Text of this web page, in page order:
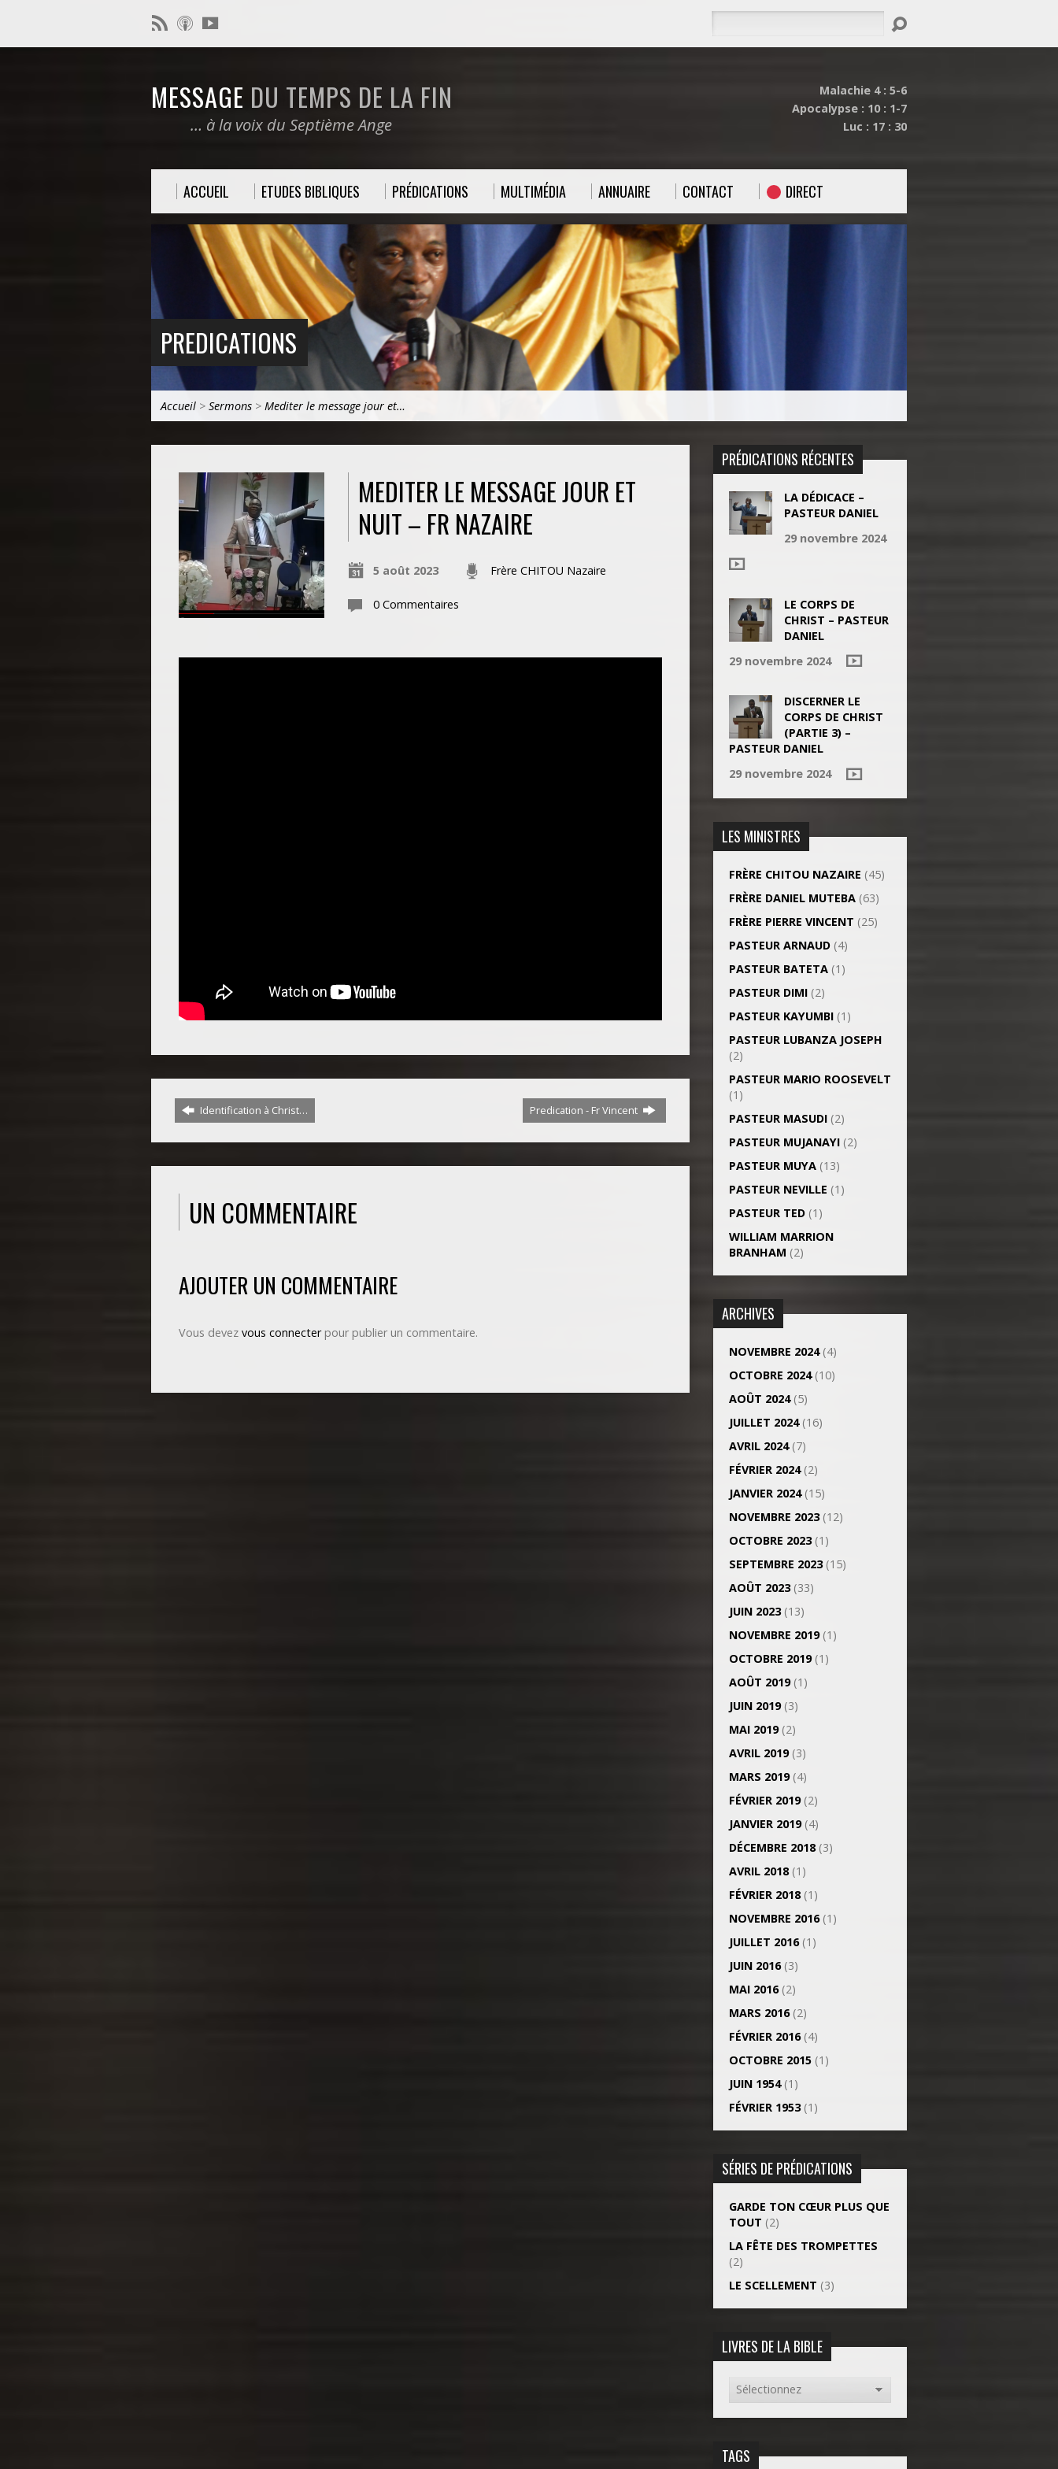
MESSAGE DU TEMPS DE LA FIN
… à la voix du Septième Ange
Malachie 4 : 5-6
Apocalypse : 10 : 1-7
Luc : 17 : 30
ACCUEIL ETUDES BIBLIQUES PRÉDICATIONS MULTIMÉDIA ANNUAIRE CONTACT DIRECT
PREDICATIONS
Accueil > Sermons > Mediter le message jour et…
MEDITER LE MESSAGE JOUR ET
NUIT – FR NAZAIRE
5 août 2023 Frère CHITOU Nazaire
0 Commentaires
Identification à Christ… Predication - Fr Vincent
UN COMMENTAIRE
AJOUTER UN COMMENTAIRE
Vous devez vous connecterpour publier un commentaire.
PRÉDICATIONS RÉCENTES
LA DÉDICACE –
PASTEUR DANIEL
29 novembre 2024
LE CORPS DE
CHRIST – PASTEUR
DANIEL
29 novembre 2024
DISCERNER LE
CORPS DE CHRIST
(PARTIE 3) –
PASTEUR DANIEL
29 novembre 2024
LES MINISTRES
FRÈRE CHITOU NAZAIRE (45)
FRÈRE DANIEL MUTEBA (63)
FRÈRE PIERRE VINCENT (25)
PASTEUR ARNAUD (4)
PASTEUR BATETA (1)
PASTEUR DIMI (2)
PASTEUR KAYUMBI (1)
PASTEUR LUBANZA JOSEPH
(2)
PASTEUR MARIO ROOSEVELT
(1)
PASTEUR MASUDI (2)
PASTEUR MUJANAYI (2)
PASTEUR MUYA (13)
PASTEUR NEVILLE (1)
PASTEUR TED (1)
WILLIAM MARRION
BRANHAM (2)
ARCHIVES
NOVEMBRE 2024(4)
OCTOBRE 2024(10)
AOÛT 2024(5)
JUILLET 2024(16)
AVRIL 2024(7)
FÉVRIER 2024(2)
JANVIER 2024(15)
NOVEMBRE 2023(12)
OCTOBRE 2023(1)
SEPTEMBRE 2023(15)
AOÛT 2023(33)
JUIN 2023(13)
NOVEMBRE 2019(1)
OCTOBRE 2019(1)
AOÛT 2019(1)
JUIN 2019(3)
MAI 2019(2)
AVRIL 2019(3)
MARS 2019(4)
FÉVRIER 2019(2)
JANVIER 2019(4)
DÉCEMBRE 2018(3)
AVRIL 2018(1)
FÉVRIER 2018(1)
NOVEMBRE 2016(1)
JUILLET 2016(1)
JUIN 2016(3)
MAI 2016(2)
MARS 2016(2)
FÉVRIER 2016(4)
OCTOBRE 2015 (1)
JUIN 1954(1)
FÉVRIER 1953(1)
SÉRIES DE PRÉDICATIONS
GARDE TON CŒUR PLUS QUE
TOUT (2)
LA FÊTE DES TROMPETTES
(2)
LE SCELLEMENT (3)
LIVRES DE LA BIBLE
TAGS